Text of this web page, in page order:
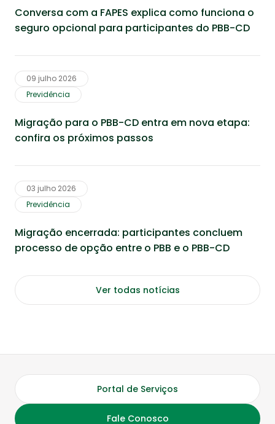
Conversa com a FAPES explica como funciona o
seguro opcional para participantes do PBB-CD
09 julho 2026
Previdência
Migração para o PBB-CD entra em nova etapa:
confira os próximos passos
03 julho 2026
Previdência
Migração encerrada: participantes concluem
processo de opção entre o PBB e o PBB-CD
Ver todas notícias
Portal de Serviços
Fale Conosco